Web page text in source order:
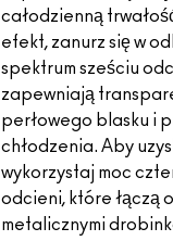
całodzienną
efekt, zanurz się w
spektrum sześciu
zapewniają
perłowego blasku i
chłodzenia. Aby
wykorzystaj moc
odcieni, które łączą
metalicznymi